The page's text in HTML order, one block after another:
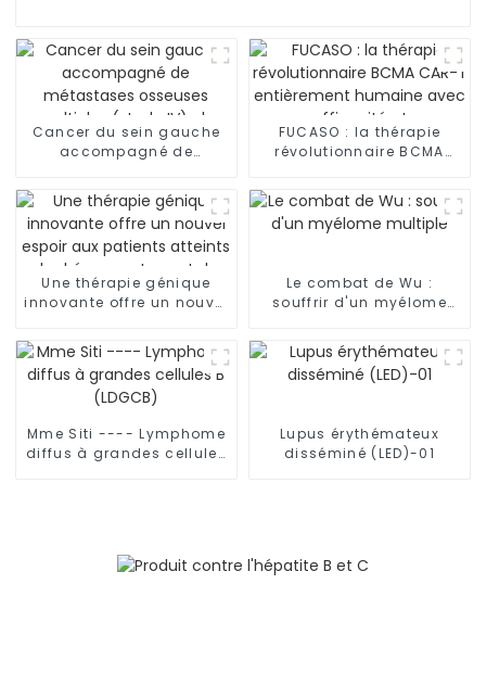
Cancer du sein gauche
accompagné de
multiples (stade IV), de
métastases
ganglionnaires et de
lymphangite
carcinomateuse dans
les deux poumons-03
FUCASO : la thérapie
révolutionnaire BCMA
humaine avec une
efficacité et une sécurité
inégalées
Une thérapie génique
innovante offre un nouvel
atteints de
drépanocytose et de
thalassémie
Le combat de Wu :
souffrir d'un myélome
Mme Siti ---- Lymphome
diffus à grandes cellules
Lupus érythémateux
disséminé (LED)-01